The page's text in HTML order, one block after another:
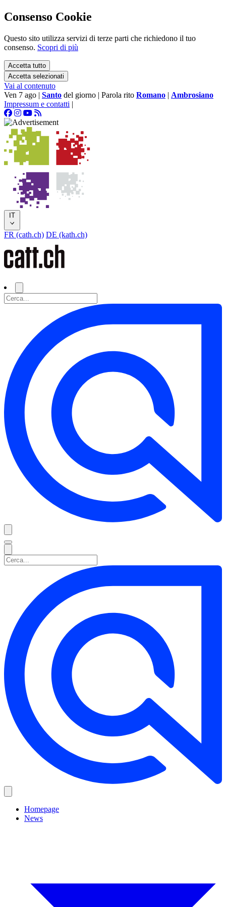
Consenso Cookie
Questo sito utilizza servizi di terze parti che richiedono il tuo
consenso. Scopri di più
Accetta tutto
Accetta selezionati
Vai al contenuto
Ven 7 ago | Santo del giorno | Parola rito Romano | Ambrosiano
Impressum e contatti |
IT
FR (cath.ch) DE (kath.ch)
Homepage
News